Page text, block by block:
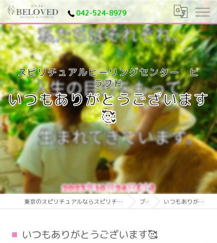
042-524-8979
いつもありがとうございます
🥰
東京のスピリチュアルならスピリチュアルヒーリングセンター ビラブド ブログ いつもありがとうございます🥰
いつもありがとうございます🥰